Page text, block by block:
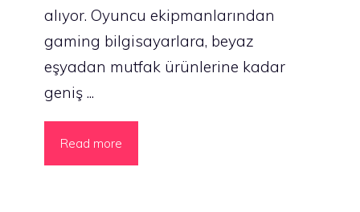
alıyor. Oyuncu ekipmanlarından
gaming bilgisayarlara, beyaz
eşyadan mutfak ürünlerine kadar
geniş ...
Read more